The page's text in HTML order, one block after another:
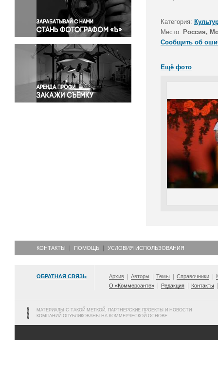
Правосудие
Происшествия и конфликты
Религия
Светская жизнь
Спорт
Экология
Экономика и бизнес
Категория:
Место: Россия,
Сообщить об
Ещё фото
КОНТАКТЫ ПОМОЩЬ УСЛОВИЯ ИСПОЛЬЗОВАНИЯ
ОБРАТНАЯ СВЯЗЬ Архив Авторы Темы Справочники
О «Коммерсанте»
Редакция Контакты
МАТЕРИАЛЫ С ТАКОЙ МЕТКОЙ, ПАРТНЕРСКИЕ ПРОЕКТЫ И НОВОСТИ
КОМПАНИЙ ОПУБЛИКОВАНЫ НА КОММЕРЧЕСКОЙ ОСНОВЕ